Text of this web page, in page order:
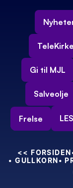
Gi til MJL
Salveolje
Frelse
<< FORSIDEN
• GULLKORN•